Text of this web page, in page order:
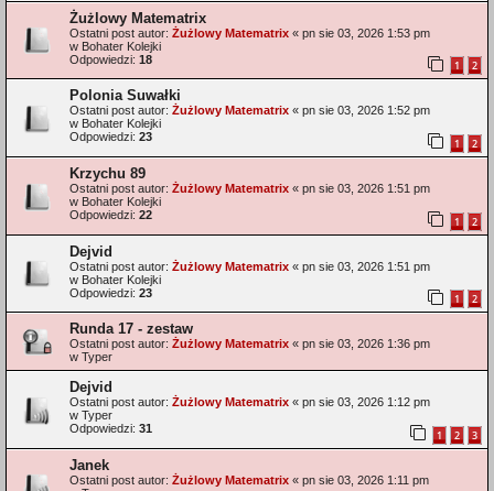
Żużlowy Matematrix
Ostatni post autor: Żużlowy Matematrix « pn sie 03, 2026 1:53 pm
w Bohater Kolejki
Odpowiedzi: 18 1 2
Polonia Suwałki
Ostatni post autor: Żużlowy Matematrix « pn sie 03, 2026 1:52 pm
w Bohater Kolejki
Odpowiedzi: 23 1 2
Krzychu 89
Ostatni post autor: Żużlowy Matematrix « pn sie 03, 2026 1:51 pm
w Bohater Kolejki
Odpowiedzi: 22 1 2
Dejvid
Ostatni post autor: Żużlowy Matematrix « pn sie 03, 2026 1:51 pm
w Bohater Kolejki
Odpowiedzi: 23 1 2
Runda 17 - zestaw
Ostatni post autor: Żużlowy Matematrix « pn sie 03, 2026 1:36 pm
w Typer
Dejvid
Ostatni post autor: Żużlowy Matematrix « pn sie 03, 2026 1:12 pm
w Typer
Odpowiedzi: 31 1 2 3
Janek
Ostatni post autor: Żużlowy Matematrix « pn sie 03, 2026 1:11 pm